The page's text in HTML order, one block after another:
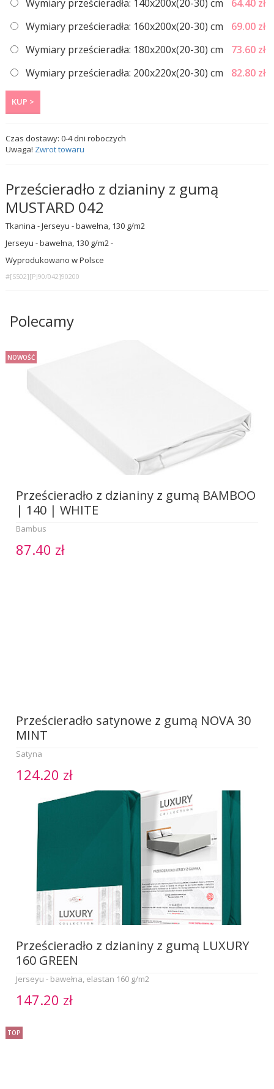
Wymiary prześcieradła: 140x200x(20-30) сm
64.40 zł
Wymiary prześcieradła: 160x200x(20-30) сm
69.00 zł
Wymiary prześcieradła: 180x200x(20-30) cm
73.60 zł
Wymiary prześcieradła: 200x220x(20-30) сm
82.80 zł
KUP >
Czas dostawy:0-4dni roboczych
Uwaga! Zwrot towaru
Prześcieradło z dzianiny z gumą
MUSTARD 042
Tkanina - Jerseyu - bawełna, 130 g/m2
Jerseyu - bawełna, 130 g/m2 -
Wyprodukowano w Polsce
#[S502][PJ90/042]90200
Polecamy
NOWOŚĆ
Prześcieradło z dzianiny z gumą BAMBOO
| 140 | WHITE
Bambus
87.40 zł
Prześcieradło satynowe z gumą NOVA 30
MINT
Satyna
124.20 zł
Prześcieradło z dzianiny z gumą LUXURY
160 GREEN
Jerseyu - bawełna, elastan 160 g/m2
147.20 zł
TOP